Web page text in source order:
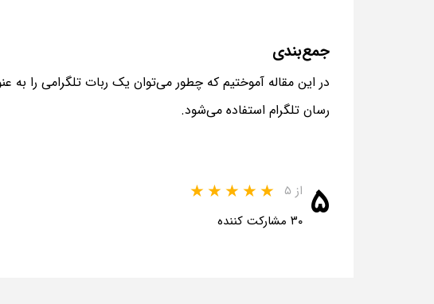
جمع‌بندی
در این مقاله آموختیم که چطور می‌توان یک ربات تلگرامی را به
رسان تلگرام استفاده می‌شود.
۵ از ۵
۳۰ مشارکت کننده